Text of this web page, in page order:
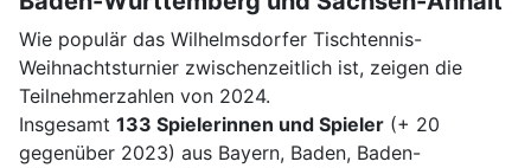
Wie populär das Wilhelmsdorfer Tischtennis-
Weihnachtsturnier zwischenzeitlich ist, zeigen die
Teilnehmerzahlen von 2024.
Insgesamt 133 Spielerinnen und Spieler (+ 20
gegenüber 2023) aus Bayern, Baden, Baden-